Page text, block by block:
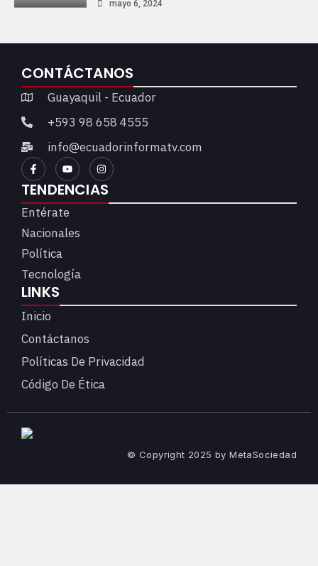
mayo 6, 2024
CONTÁCTANOS
Guayaquil - Ecuador
+593 98 658 4555
info@ecuadorinformatv.com
TENDENCIAS
Entérate
Nacionales
Política
Tecnología
LINKS
Inicio
Contáctanos
Políticas De Privacidad
Código De Ética
© Copyright 2025 by MetaSociedad